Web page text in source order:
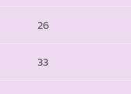
26
33